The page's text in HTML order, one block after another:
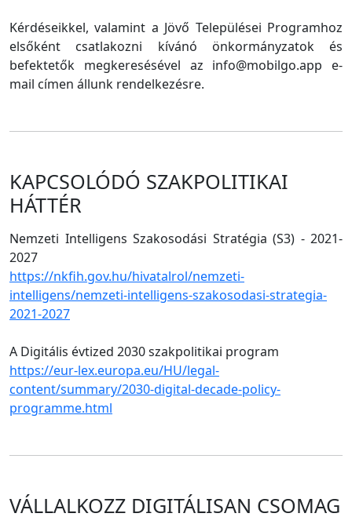
Kérdéseikkel, valamint a Jövő Települései Programhoz
elsőként csatlakozni kívánó önkormányzatok és
befektetők megkeresésével az info@mobilgo.app e-
mail címen állunk rendelkezésre.
KAPCSOLÓDÓ SZAKPOLITIKAI
HÁTTÉR
Nemzeti Intelligens Szakosodási Stratégia (S3) - 2021-
2027
https://nkfih.gov.hu/hivatalrol/nemzeti-
intelligens/nemzeti-intelligens-szakosodasi-strategia-
2021-2027
A Digitális évtized 2030 szakpolitikai program
https://eur-lex.europa.eu/HU/legal-
content/summary/2030-digital-decade-policy-
programme.html
VÁLLALKOZZ DIGITÁLISAN CSOMAG